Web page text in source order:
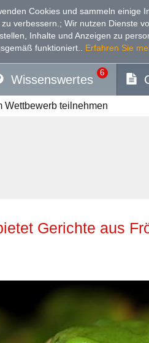
Cookies und sammeln einige
verbessern. ; Wir nutzen Dienste
Inhalte und Anzeigen zu
funktioniert.
Erfahren Sie
Wissenswertes
6
Wettbewerb teilnehmen
Gerichte aus